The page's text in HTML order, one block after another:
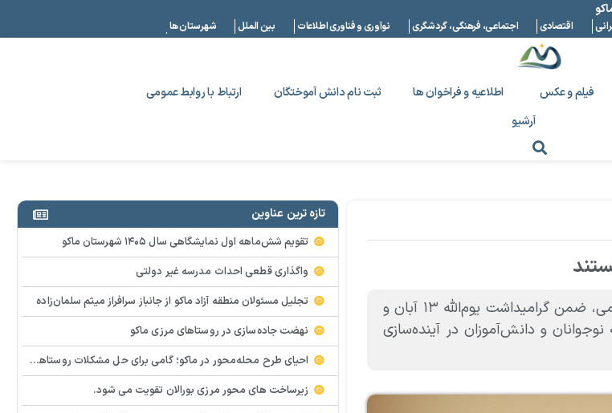
اقتصادی اجتماعی، فرهنگی، گردشگری نوآوری و فناوری اطلاعات بین الملل شهرستان ها
فیلم و عکس اطلاعیه و فراخوان ها ثبت نام دانش آموختگان
ارتباط با روابط عمومی
آرشیو
حسین گروسی، مدیرعامل سازمان منطقه آزاد تجاری ـ صنعتی ماکو در پیامی، ضمن گرامیداشت یوم‌الله ۱۳ آبان و
و دانش‌آموزان در آینده‌سازی
تازه ترین عناوین
تقویم شش‌ماهه اول نمایشگاهی سال ۱۴۰۵ شهرستان ماکو
واگذاری قطعی احداث مدرسه غیر دولتی
تجلیل مسئولان منطقه آزاد ماکو از جانباز سرافراز میثم سلمان‌زاده
نهضت جاده‌سازی در روستاهای مرزی ماکو
احیای طرح محله‌محور در ماکو؛ گامی برای حل مشکلات روستاها و مناطق کم‌برخوردار
زیرساخت های محور مرزی بورالان تقویت می شود.